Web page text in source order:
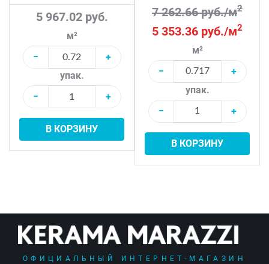
5 967.02 руб.
м²
−
+
упак.
−
+
В КОРЗИНУ
7 262.66 руб./м2
5 353.36 руб./м2
м²
−
+
упак.
−
+
В КОРЗИНУ
ОФИЦИАЛЬНЫЙ ИНТЕРНЕТ-МАГАЗИН